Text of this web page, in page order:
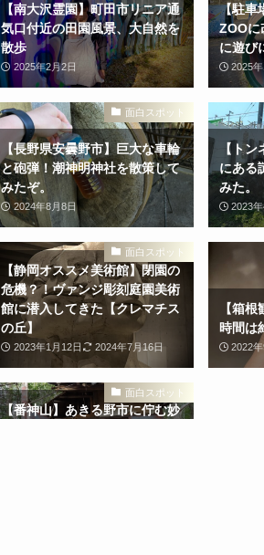
【南大沢霊園】町田市リニア通
気口付近の田園風景、大自然を
散歩
2025年2月2日
【駐車
ZOOに
に遊び
2025
面白スポット
【長野県安曇野市】巨大な車輪
と砲弾！潮神明神社を散策して
みたぞ。
2024年8月8日
【ト
にある
みた。
2023
面白スポット
【静岡オススメ美術館】閉園の
危機？！ヴァンジ彫刻庭園美術
館に潜入してきた【クレマチス
の丘】
2023年1月12日 2024年7月16日
【箱
時間は
2022
面白スポット
【番神山】あきる野市に佇む妙